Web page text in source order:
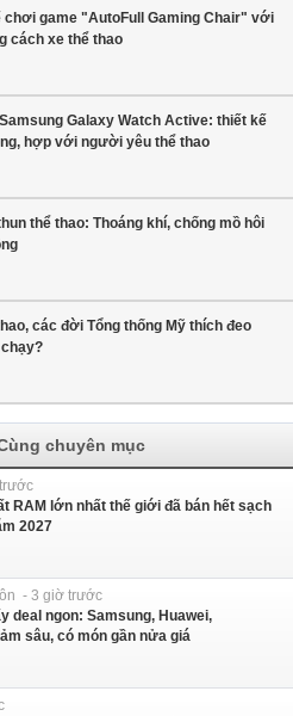
chơi game "AutoFull Gaming Chair" với
cách xe thể thao
Galaxy Watch Active: thiết kế
hợp với người yêu thể thao
thể thao: Thoáng khí, chống mồ hôi
các đời Tổng thống Mỹ thích đeo
chuyên mục
RAM lớn nhất thế giới đã bán hết sạch
2027
- 3 giờ trước
deal ngon: Samsung, Huawei,
sâu, có món gần nửa giá